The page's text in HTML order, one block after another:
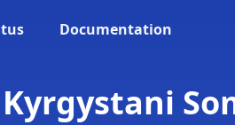
Documentation
Kyrgystani